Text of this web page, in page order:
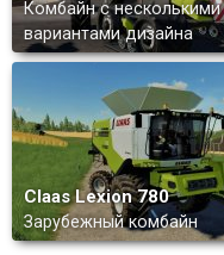
Комбайн с несколькими
вариантами дизайна
Claas Lexion 780
Зарубежный комбайн